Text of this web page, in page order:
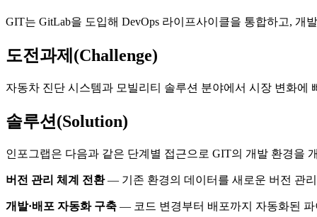
GIT는 GitLab을 도입해 DevOps 라이프사이클을 통합하고,
도전과제(Challenge)
자동차 진단 시스템과 모빌리티 솔루션 분야에서 시장 변화
솔루션(Solution)
인포그랩은 다음과 같은 단계별 접근으로 GIT의 개발 환경을
버전 관리 체계 전환— 기존 환경의 데이터를 새로운 버전 관
개발·배포 자동화 구축 — 코드 변경부터 배포까지 자동화된